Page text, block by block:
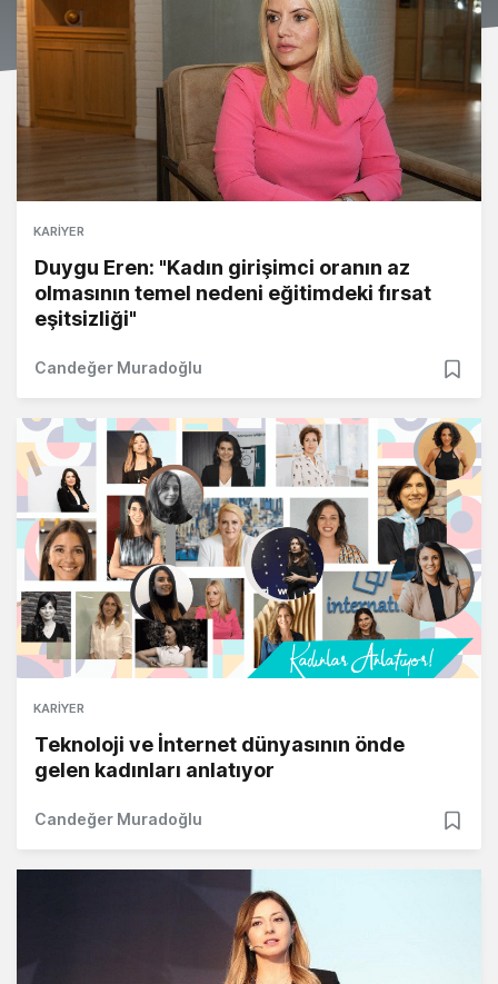
KARIYER
Duygu Eren: "Kadın girişimci oranın az
olmasının temel nedeni eğitimdeki fırsat
eşitsizliği"
Candeğer Muradoğlu
KARIYER
Teknoloji ve İnternet dünyasının önde
gelen kadınları anlatıyor
Candeğer Muradoğlu